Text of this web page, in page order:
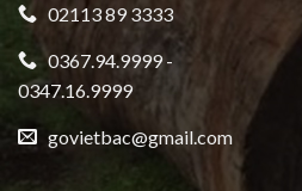
02113 89 3333
0367.94.9999 -
0347.16.9999
govietbac@gmail.com